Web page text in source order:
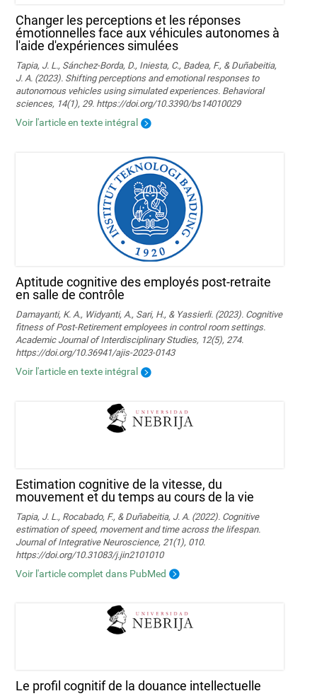
Changer les perceptions et les réponses
émotionnelles face aux véhicules autonomes à
l'aide d'expériences simulées
Tapia, J. L., Sánchez-Borda, D., Iniesta, C., Badea, F., & Duñabeitia,
J. A. (2023). Shifting perceptions and emotional responses to
autonomous vehicles using simulated experiences. Behavioral
sciences, 14(1), 29. https://doi.org/10.3390/bs14010029
Voir l'article en texte intégral
Aptitude cognitive des employés post-retraite
en salle de contrôle
Damayanti, K. A., Widyanti, A., Sari, H., & Yassierli. (2023). Cognitive
fitness of Post-Retirement employees in control room settings.
Academic Journal of Interdisciplinary Studies, 12(5), 274.
https://doi.org/10.36941/ajis-2023-0143
Voir l'article en texte intégral
Estimation cognitive de la vitesse, du
mouvement et du temps au cours de la vie
Tapia, J. L., Rocabado, F., & Duñabeitia, J. A. (2022). Cognitive
estimation of speed, movement and time across the lifespan.
Journal of Integrative Neuroscience, 21(1), 010.
https://doi.org/10.31083/j.jin2101010
Voir l'article complet dans PubMed
Le profil cognitif de la douance intellectuelle